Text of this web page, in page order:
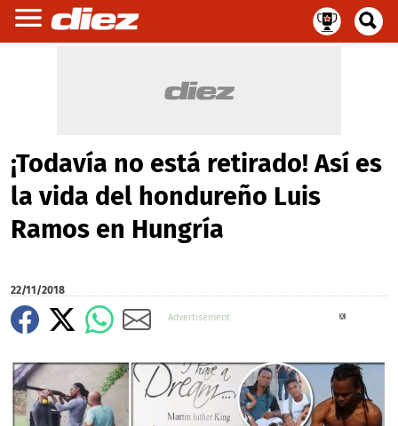
¡Todavía no está retirado! Así es
la vida del hondureño Luis
Ramos en Hungría
22/11/2018
X